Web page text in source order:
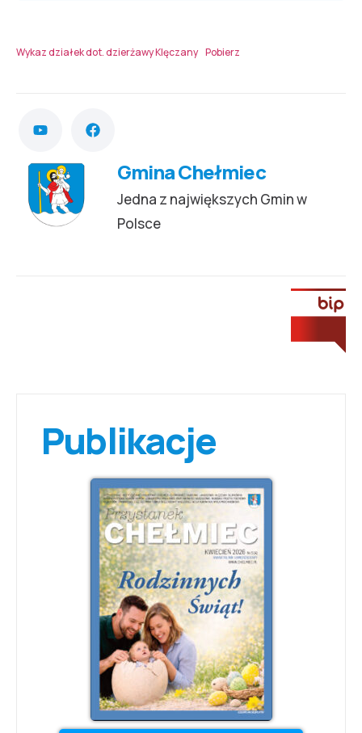
Wykaz działek dot. dzierżawy Klęczany Pobierz
Gmina Chełmiec
Jedna z największych Gmin w
Polsce
Publikacje